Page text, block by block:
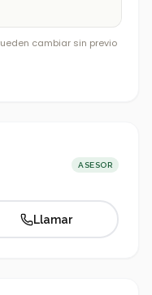
cambiar sin previo
ASESOR
Llamar